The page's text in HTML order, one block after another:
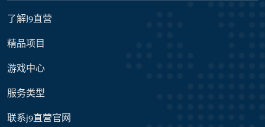
了解J9直营
精品项目
游戏中心
服务类型
联系j9直营官网